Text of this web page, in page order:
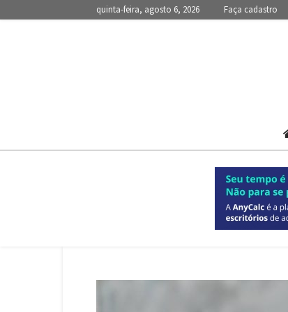
quinta-feira, agosto 6, 2026 Faça cadastro